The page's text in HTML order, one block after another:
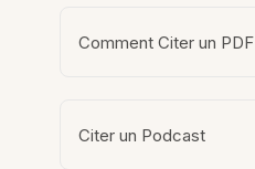
Comment Citer un PDF
Citer un Podcast